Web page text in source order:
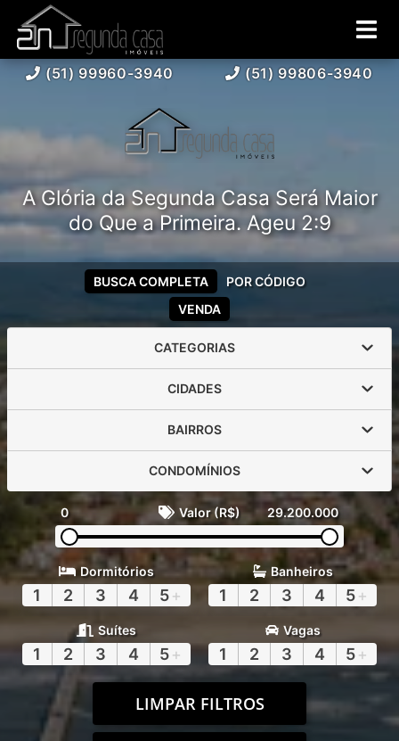
(51) 99960-3940 (51) 99806-3940
A Glória da Segunda Casa Será Maior
do Que a Primeira. Ageu 2:9
VENDA
BUSCA COMPLETA POR CÓDIGO
CATEGORIAS
CIDADES
BAIRROS
CONDOMÍNIOS
0 Valor (R$) 29.200.000
Dormitórios
1 2 3 4 5+
Banheiros
1 2 3 4 5+
Suítes
1 2 3 4 5+
Vagas
1 2 3 4 5+
LIMPAR FILTROS